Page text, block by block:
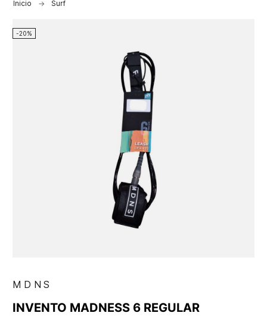
Inicio Surf
-20%
MDNS
INVENTO MADNESS 6 REGULAR